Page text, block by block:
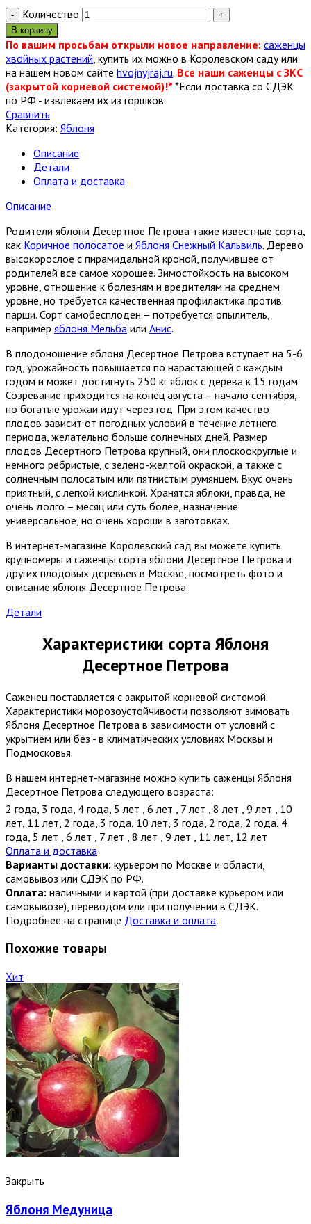
Количество
В корзину
По вашим просьбам открыли новое направление: саженцы
хвойных растений , купить их можно в Королевском саду или
на нашем новом сайте hvojnyjraj.ru. Все наши саженцы с ЗКС
(закрытой корневой системой)!* *Если доставка со СДЭК
по РФ - извлекаем их из горшков.
Сравнить
Категория: Яблоня
Описание
Детали
Оплата и доставка
Описание
Родители яблони Десертное Петрова такие известные сорта,
как Коричное полосатое и Яблоня Снежный Кальвиль. Дерево
высокорослое с пирамидальной кроной, получившее от
родителей все самое хорошее. Зимостойкость на высоком
уровне, отношение к болезням и вредителям на среднем
уровне, но требуется качественная профилактика против
парши. Сорт самобесплоден – потребуется опылитель,
например яблоня Мельба или Анис.
В плодоношение яблоня Десертное Петрова вступает на 5-6
год, урожайность повышается по нарастающей с каждым
годом и может достигнуть 250 кг яблок с дерева к 15 годам.
Созревание приходится на конец августа – начало сентября,
но богатые урожаи идут через год. При этом качество
плодов зависит от погодных условий в течение летнего
периода, желательно больше солнечных дней. Размер
плодов Десертного Петрова крупный, они плоскоокруглые и
немного ребристые, с зелено-желтой окраской, а также с
солнечным полосатым или пятнистым румянцем. Вкус очень
приятный, с легкой кислинкой. Хранятся яблоки, правда, не
очень долго – месяц или суть более, назначение
универсальное, но очень хороши в заготовках.
В интернет-магазине Королевский сад вы можете купить
крупномеры и саженцы сорта яблони Десертное Петрова и
других плодовых деревьев в Москве, посмотреть фото и
описание яблоня Десертное Петрова.
Детали
Характеристики сорта Яблоня
Десертное Петрова
Саженец поставляется с закрытой корневой системой.
Характеристики морозоустойчивости позволяют зимовать
Яблоня Десертное Петрова в зависимости от условий с
укрытием или без - в климатических условиях Москвы и
Подмосковья.
В нашем интернет-магазине можно купить саженцы Яблоня
Десертное Петрова следующего возраста:
2 года 3 года 4 года 5 лет 6 лет 7 лет 8 лет 9 лет
10
лет 11 лет 2 года 3 года 10 лет 3 года 2 года 2 года 4
года 5 лет 6 лет 7 лет 8 лет 9 лет 11 лет 12 лет
Оплата и доставка
Варианты доставки: курьером по Москве и области,
самовывоз или СДЭК по РФ.
Оплата: наличными и картой (при доставке курьером или
самовывозе), переводом или при получении в СДЭК.
Подробнее на странице Доставка и оплата.
Похожие товары
Хит
Закрыть
Яблоня Медуница